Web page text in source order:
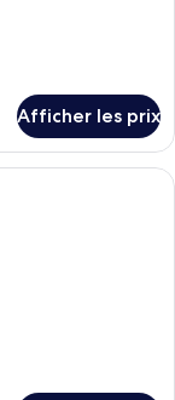
Afficher les prix
d’hôtel avec un lit, un